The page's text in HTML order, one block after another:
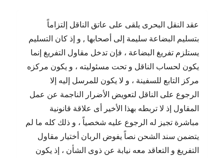
عقد النقل البحرى يلقى على عاتق الناقل إلتزاماً
بتسليم البضاعة سليمة إلى أصحابها , و إذ كان التسليم
يستلزم تفريغ البضاعة ، فإن تدخل مقاول التفريغ إنما
يكون لحساب الناقل و تحت مسئوليته ، و يكون مركزه
مركز التابع للسفينة ، و لا يكون للمرسل إليه إلا
الرجوع على الناقل لتعويض الأضرار الناجمة عن عمل
المقاول إذ لا تربطه بهذا الأخير أى علاقة قانونية
مباشرة تجيز له الرجوع عليه شخصياً ، و ذلك كله ما لم
يتضمن سند الشحن نصاً يفوض الربان أختيار مقاول
التفريغ و التعاقد معه نيابة عن ذوى الشأن ، إذ يكون